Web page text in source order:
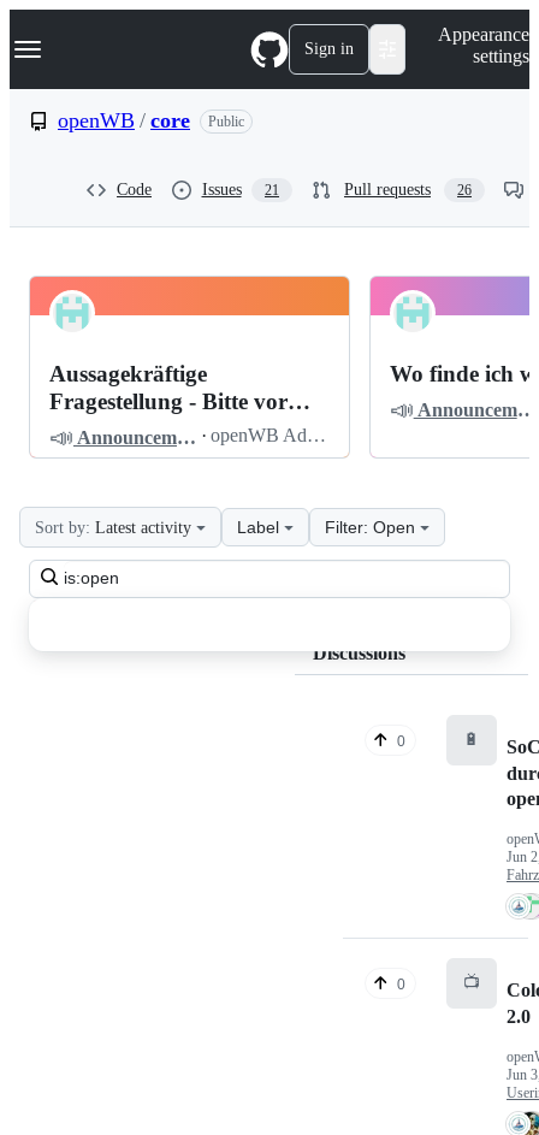
k
p
Navigation Menu Sign in
Appearance
settings
openWB / core Public
Code Issues 21 Pull requests 26
openWB
Discussions
Pinned
Aussagekräftige
Fragestellung - Bitte vor
dem Posten lesen
📣 Announcements · openWB Admin
Wo finde ich
📣 Announcements
Search
all
Sort by: Latest activity Label Filter: Open
Discussions
0 🔋
Jun
0 📺
2.0
Jun